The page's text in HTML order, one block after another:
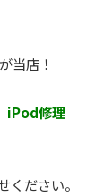
当店！
iPod修理
ださい。